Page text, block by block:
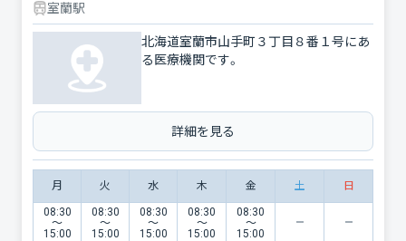
室蘭駅
北海道室蘭市山手町３丁目８番１号にあ
る医療機関です。
詳細を見る
月 火 水 木 金 土 日
08:30
〜
15:00
08:30
〜
15:00
08:30
〜
15:00
08:30
〜
15:00
08:30
〜
15:00